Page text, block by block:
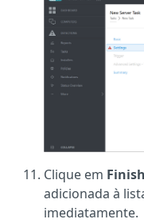
Clique em
adicionada à
imediatamente.